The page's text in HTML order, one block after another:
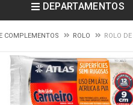
DEPARTAMENTOS
COMPLEMENTOS ROLO ROLO